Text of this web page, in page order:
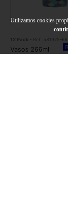
12 Pack - Ref: 581975-66
Vasos 266ml
Papel Mermaid
Utilizamos cookies